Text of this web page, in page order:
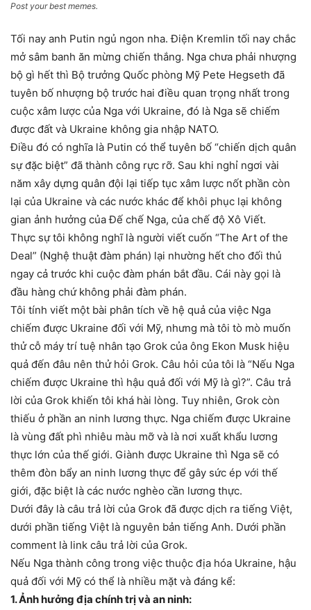
Post your best memes.
Tối nay anh Putin ngủ ngon nha. Điện Kremlin tối nay chắc
mở sâm banh ăn mừng chiến thắng. Nga chưa phải nhượng
bộ gì hết thì Bộ trưởng Quốc phòng Mỹ Pete Hegseth đã
tuyên bố nhượng bộ trước hai điều quan trọng nhất trong
cuộc xâm lược của Nga với Ukraine, đó là Nga sẽ chiếm
được đất và Ukraine không gia nhập NATO.
Điều đó có nghĩa là Putin có thể tuyên bố “chiến dịch quân
sự đặc biệt” đã thành công rực rỡ. Sau khi nghỉ ngơi vài
năm xây dựng quân đội lại tiếp tục xâm lược nốt phần còn
lại của Ukraine và các nước khác để khôi phục lại không
gian ảnh hưởng của Đế chế Nga, của chế độ Xô Viết.
Thực sự tôi không nghĩ là người viết cuốn “The Art of the
Deal” (Nghệ thuật đàm phán) lại nhường hết cho đối thủ
ngay cả trước khi cuộc đàm phán bắt đầu. Cái này gọi là
đầu hàng chứ không phải đàm phán.
Tôi tính viết một bài phân tích về hệ quả của việc Nga
chiếm được Ukraine đối với Mỹ, nhưng mà tôi tò mò muốn
thử cỗ máy trí tuệ nhân tạo Grok của ông Ekon Musk hiệu
quả đến đâu nên thử hỏi Grok. Câu hỏi của tôi là “Nếu Nga
chiếm được Ukraine thì hậu quả đối với Mỹ là gì?”. Câu trả
lời của Grok khiến tôi khá hài lòng. Tuy nhiên, Grok còn
thiếu ở phần an ninh lương thực. Nga chiếm được Ukraine
là vùng đất phì nhiêu màu mỡ và là nơi xuất khẩu lương
thực lớn của thế giới. Giành được Ukraine thì Nga sẽ có
thêm đòn bẩy an ninh lương thực để gây sức ép với thế
giới, đặc biệt là các nước nghèo cần lương thực.
Dưới đây là câu trả lời của Grok đã được dịch ra tiếng Việt,
dưới phần tiếng Việt là nguyên bản tiếng Anh. Dưới phần
comment là link câu trả lời của Grok.
Nếu Nga thành công trong việc thuộc địa hóa Ukraine, hậu
quả đối với Mỹ có thể là nhiều mặt và đáng kể:
1. Ảnh hưởng địa chính trị và an ninh: